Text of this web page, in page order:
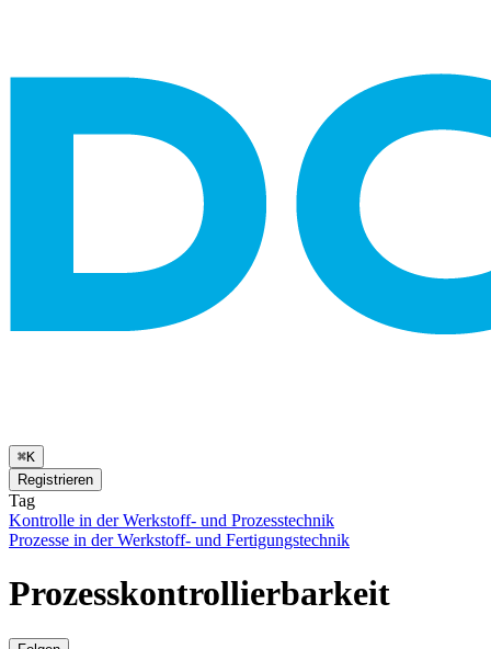
⌘K
Registrieren
Tag
Kontrolle in der Werkstoff- und Prozesstechnik
Prozesse in der Werkstoff- und Fertigungstechnik
Prozesskontrollierbarkeit